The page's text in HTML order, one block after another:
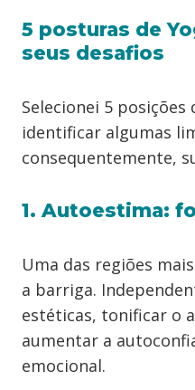
5 posturas de
seus desafios
Selecionei 5 posições
identificar algumas
consequentemente,
1. Autoestima:
Uma das regiões
a barriga.
estéticas, tonificar o
aumentar a
emocional.